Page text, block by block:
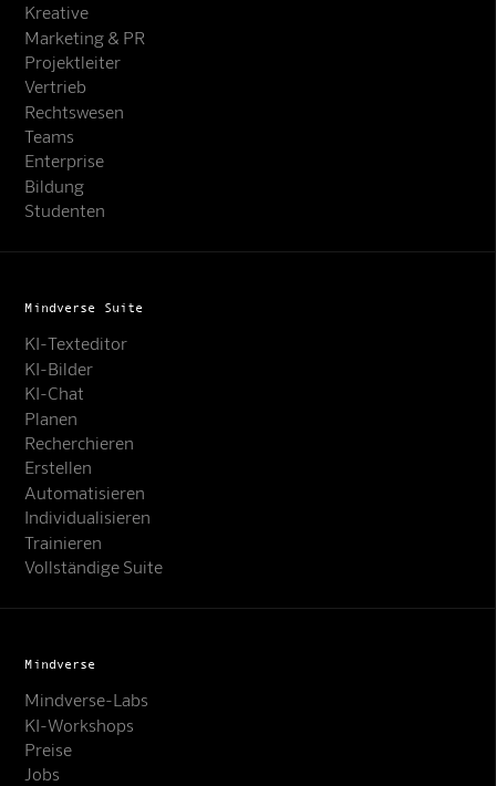
Kreative
Marketing & PR
Projektleiter
Vertrieb
Rechtswesen
Teams
Enterprise
Bildung
Studenten
Mindverse Suite
KI-Texteditor
KI-Bilder
KI-Chat
Planen
Recherchieren
Erstellen
Automatisieren
Individualisieren
Trainieren
Vollständige Suite
Mindverse
Mindverse-Labs
KI-Workshops
Preise
Jobs